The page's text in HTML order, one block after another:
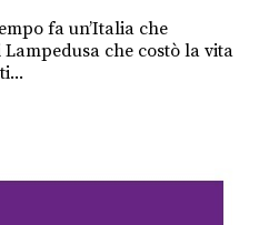
fa un’Italia che
che costò la vita